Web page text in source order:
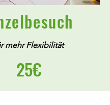
mehr Flexibilität
25€